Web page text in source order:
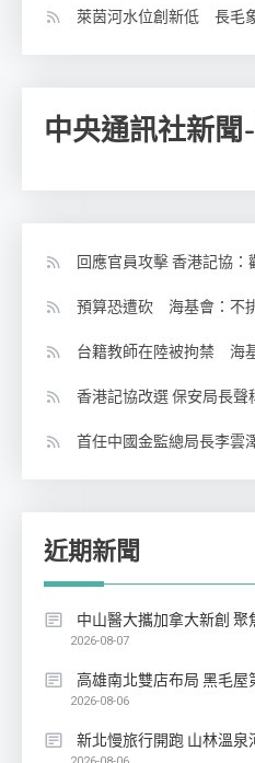
萊茵河水位創新低 長毛
中央通訊社新聞
回應官員攻擊 香港記協
預算恐遭砍 海基會：不
台籍教師在陸被拘禁 海
香港記協改選 保安局長聲
首任中國金監總局長李
近期新聞
中山醫大攜加拿大新創 聚
2026-08-07
高雄南北雙店布局 黑毛屋
2026-08-06
新北慢旅行開跑 山林溫泉